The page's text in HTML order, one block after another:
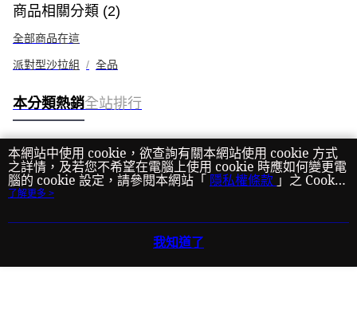
商品相關分類 (2)
全部商品在這
派對型沙拉組 全品
本分類熱銷全站排行
熱門標籤
本網站中使用 cookie，欲查詢有關本網站使用 cookie 方式
之詳情，及若您不希望在電腦上使用 cookie 時應如何變更電
腦的 cookie 設定，請參閱本網站「 隱私權條款 」之 Cookie
聲明。您繼續使用本網站即表示您同意本公司得按本網站使
了解更多 >
我知道了